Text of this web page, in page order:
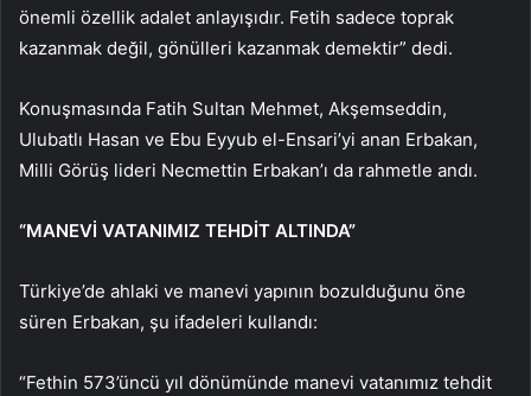
önemli özellik adalet anlayışıdır. Fetih sadece toprak
kazanmak değil, gönülleri kazanmak demektir” dedi.
Konuşmasında Fatih Sultan Mehmet, Akşemseddin,
Ulubatlı Hasan ve Ebu Eyyub el-Ensari’yi anan Erbakan,
Milli Görüş lideri Necmettin Erbakan’ı da rahmetle andı.
“MANEVİ VATANIMIZ TEHDİT ALTINDA”
Türkiye’de ahlaki ve manevi yapının bozulduğunu öne
süren Erbakan, şu ifadeleri kullandı:
“Fethin 573’üncü yıl dönümünde manevi vatanımız tehdit